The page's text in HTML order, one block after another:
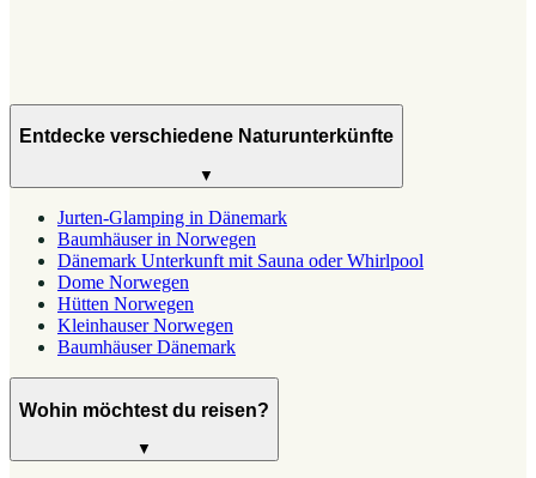
Entdecke verschiedene Naturunterkünfte
▼
Jurten-Glamping in Dänemark
Baumhäuser in Norwegen
Dänemark Unterkunft mit Sauna oder Whirlpool
Dome Norwegen
Hütten Norwegen
Kleinhauser Norwegen
Baumhäuser Dänemark
Wohin möchtest du reisen?
▼